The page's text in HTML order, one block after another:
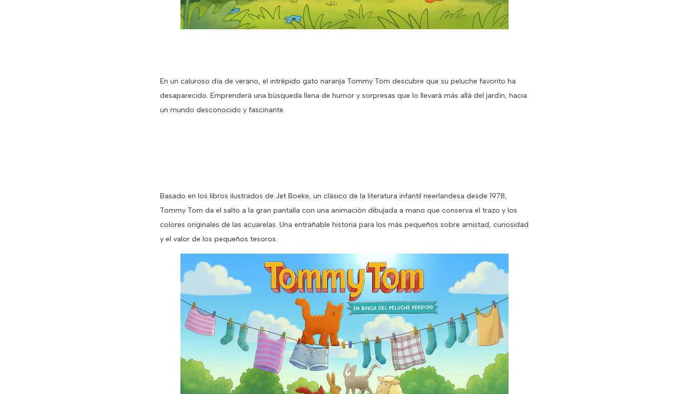
En un caluroso día de verano, el intrépido gato naranja Tommy Tom descubre que su peluche favorito ha
desaparecido. Emprenderá una búsqueda llena de humor y sorpresas que lo llevará más allá del jardín, hacia
un mundo desconocido y fascinante.
Basado en los libros ilustrados de Jet Boeke, un clásico de la literatura infantil neerlandesa desde 1978,
Tommy Tom da el salto a la gran pantalla con una animación dibujada a mano que conserva el trazo y los
colores originales de las acuarelas. Una entrañable historia para los más pequeños sobre amistad, curiosidad
y el valor de los pequeños tesoros.